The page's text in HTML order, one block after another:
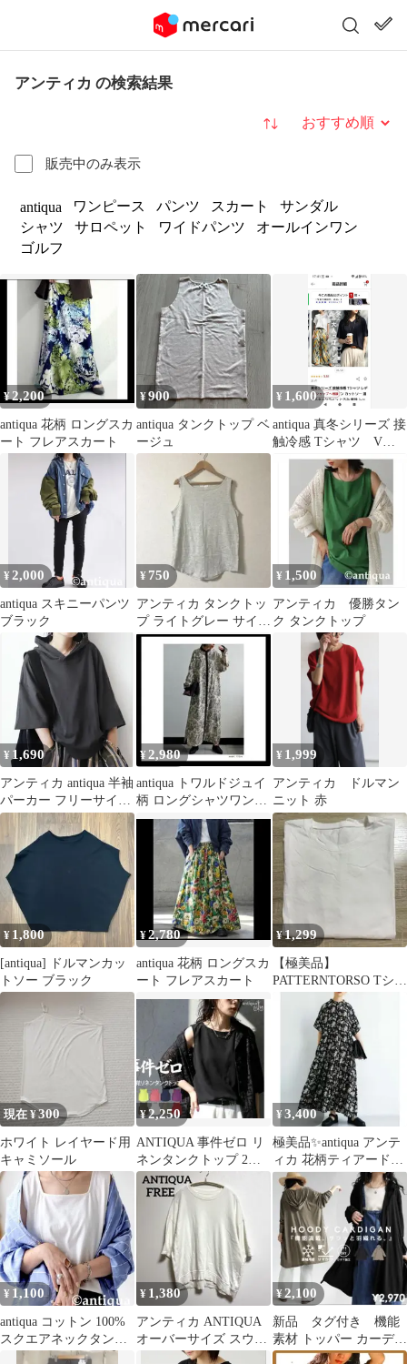
アンティカ の検索結果
販売中のみ表示
並び替え
antiqua ワンピース パンツ スカート
サンダル
シャツ
サロペット ワイドパンツ
オールインワン
ゴルフ
¥ 2,200
antiqua 花柄 ロングスカ
ート フレアスカート
¥900
antiqua タンクトップ ベ
ージュ
¥ 1,600
antiqua 真冬シリーズ 接
触冷感 Tシャツ Vネ
ック アッシュグレー
¥2,000
antiqua スキニーパンツ
ブラック
¥ 750
アンティカ タンクトッ
プ ライトグレー サイズ
M
¥ 1,500
アンティカ 優勝タン
ク タンクトップ
¥ 1,690
アンティカ antiqua 半袖
パーカー フリーサイズ
カラー スミクロ
¥ 2,980
antiqua トワルドジュイ
柄 ロングシャツワンピ
ース
¥ 1,999
アンティカ ドルマン
ニット 赤
¥ 1,800
[antiqua] ドルマンカッ
トソー ブラック
¥2,780
antiqua 花柄 ロングスカ
ート フレアスカート
¥1,299
【極美品】
PATTERNTORSO Tシャ
現在 ¥300
ホワイト レイヤード用
キャミソール
¥2,250
ANTIQUA 事件ゼロ リ
ネンタンクトップ 2枚
セット
¥3,400
極美品✨antiqua アンテ
ィカ 花柄ティアードワ
ンピース ブラック フリ
ー
¥ 1,100
antiqua コットン 100%
スクエアネックタンク
綿100 タンクトップ
¥ 1,380
アンティカ ANTIQUA
オーバーサイズ スウェ
ット風 5分袖 F
¥2,100
新品 タグ付き 機能
素材 トッパー カーディ
ガン UV機能